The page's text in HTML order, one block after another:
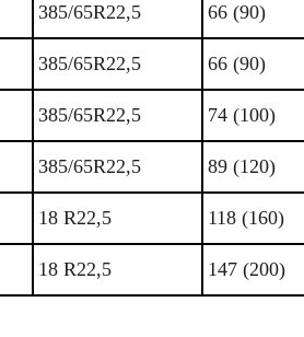
385/65R22,5 66 (90)
385/65R22,5 66 (90)
385/65R22,5 74 (100)
385/65R22,5 89 (120)
18 R22,5 118 (160)
18 R22,5 147 (200)